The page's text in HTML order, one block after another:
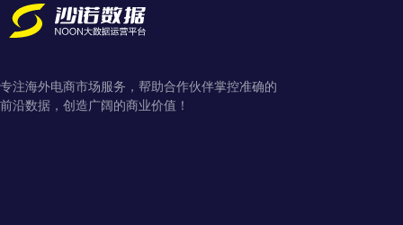
专注海外电商市场服务，帮助合作伙伴掌控准确的
前沿数据，创造广阔的商业价值！